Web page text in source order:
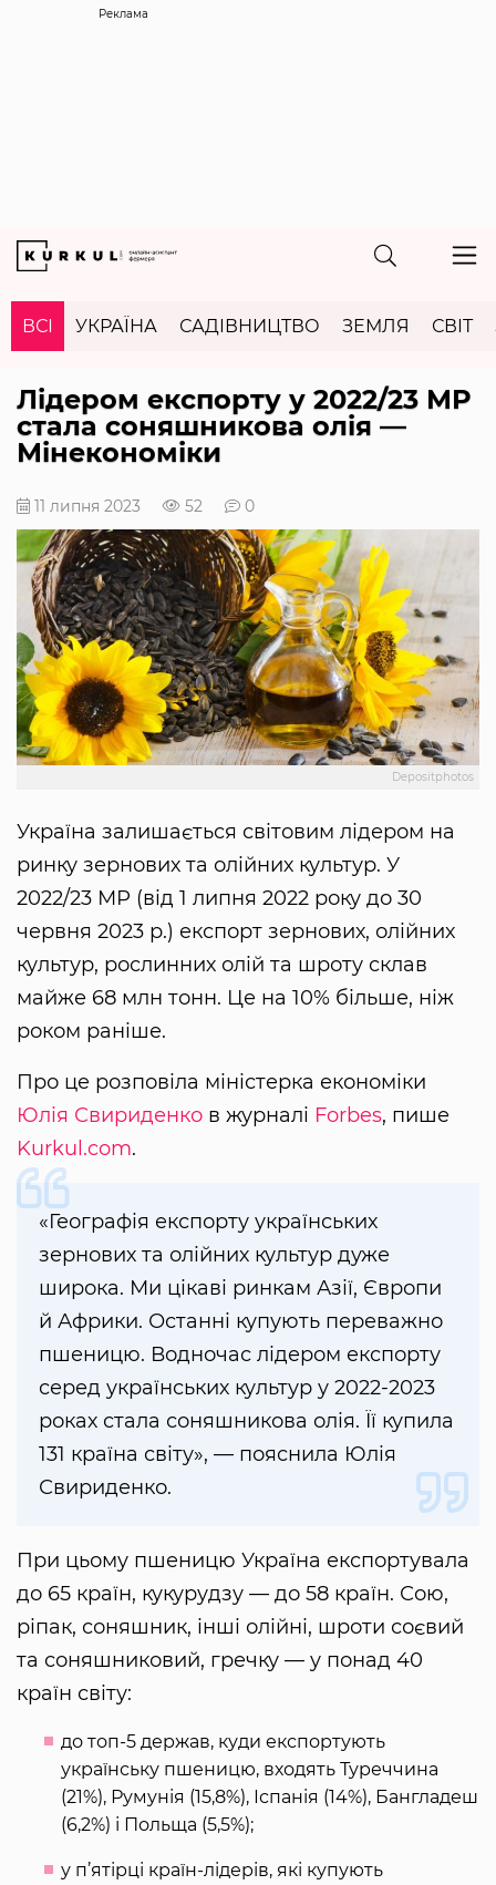
Реклама
ВСІ УКРАЇНА САДІВНИЦТВО ЗЕМЛЯ СВІТ
Лідером експорту у 2022/23 МР
стала соняшникова олія —
Мінекономіки
11 липня 2023 52 0
Depositphotos
Україна залишається світовим лідером на
ринку зернових та олійних культур. У
2022/23 МР (від 1 липня 2022 року до 30
червня 2023 р.) експорт зернових, олійних
культур, рослинних олій та шроту склав
майже 68 млн тонн. Це на 10% більше, ніж
роком раніше.
Про це розповіла міністерка економіки
Юлія Свириденко в журналі Forbes, пише
Kurkul.com.
«Географія експорту українських
зернових та олійних культур дуже
широка. Ми цікаві ринкам Азії, Європи
й Африки. Останні купують переважно
пшеницю. Водночас лідером експорту
серед українських культур у 2022-2023
роках стала соняшникова олія. Її купила
131 країна світу», — пояснила Юлія
Свириденко.
При цьому пшеницю Україна експортувала
до 65 країн, кукурудзу — до 58 країн. Сою,
ріпак, соняшник, інші олійні, шроти соєвий
та соняшниковий, гречку — у понад 40
країн світу:
до топ-5 держав, куди експортують
українську пшеницю, входять Туреччина
(21%), Румунія (15,8%), Іспанія (14%), Бангладеш
(6,2%) і Польща (5,5%);
у п’ятірці країн-лідерів, які купують